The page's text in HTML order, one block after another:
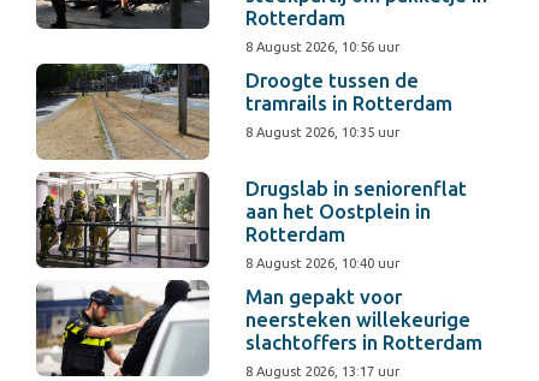
Rotterdam
8 August 2026, 10:56 uur
Droogte tussen de
tramrails in Rotterdam
8 August 2026, 10:35 uur
Drugslab in seniorenflat
aan het Oostplein in
Rotterdam
8 August 2026, 10:40 uur
Man gepakt voor
neersteken willekeurige
slachtoffers in Rotterdam
8 August 2026, 13:17 uur